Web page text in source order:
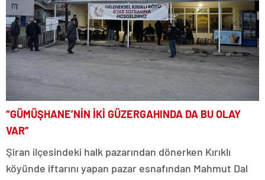
“GÜMÜŞHANE’NİN İKİ GÜZERGAHINDA DA BU OLAY
VAR”
Şiran ilçesindeki halk pazarından dönerken Kırıklı
köyünde iftarını yapan pazar esnafından Mahmut Dal